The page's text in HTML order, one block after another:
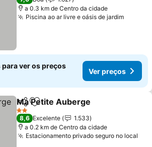
a 0.3 km de Centro da cidade
Piscina ao ar livre e oásis de jardimVer
para ver os preços
Ver preços
PartilharAdicionar aos favoritos
Ma Petite Auberge
2 Estrelas
8,6 Excelente
1.533
a 0.2 km de Centro da cidade
Estacionamento privado seguro no local